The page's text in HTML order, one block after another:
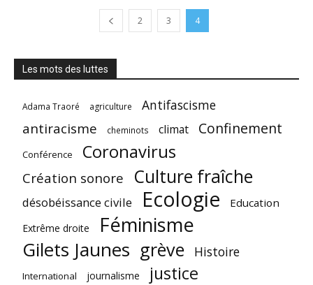
2 3 4
Les mots des luttes
Adama Traoré agriculture Antifascisme
antiracisme cheminots climat Confinement
Conférence Coronavirus
Création sonore Culture fraîche
désobéissance civile Ecologie Education
Extrême droite Féminisme
Gilets Jaunes grève Histoire
International journalisme justice